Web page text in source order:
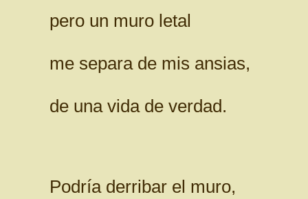
pero un muro letal
me separa de mis ansias,
de una vida de verdad.
Podría derribar el muro,